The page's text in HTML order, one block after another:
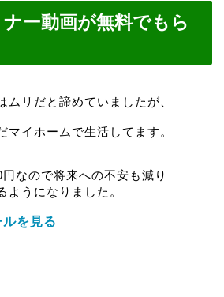
ー動画が無料でもら
ムリだと諦めていましたが、
マイホームで生活してます。
なので将来への不安も減り
ようになりました。
を見る